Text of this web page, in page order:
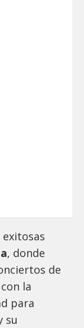
, donde
de
la
para
su